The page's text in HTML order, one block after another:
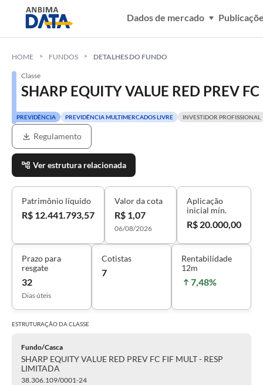
Dados de mercado
HOME FUNDOS DETALHES DO FUNDO
Classe
SHARP EQUITY VALUE RED PREV
PREVIDÊNCIA PREVIDÊNCIA MULTIMERCADOS LIVRE INVESTIDOR PROFISSIONAL
Regulamento
Ver estrutura relacionada
Patrimônio líquido
R$ 12.441.793,57
Valor da cota
R$ 1,07
06/08/2026
Aplicação
inicial mín.
R$ 20.000,00
Prazo para
resgate
32
Dias úteis
Cotistas
7
Rentabilidade
12m
7,48%
ESTRUTURAÇÃO DACLASSE
Fundo/Casca
SHARP EQUITY VALUE RED PREV FC FIF MULT - RESP
LIMITADA
38.306.109/0001-24